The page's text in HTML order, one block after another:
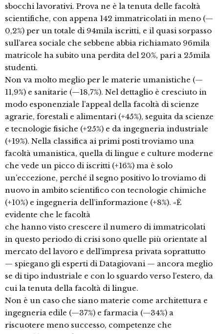
sbocchi lavorativi. Prova ne è la tenuta delle facoltà
scientifiche, con appena 142 immatricolati in meno (—
0,2%) per un totale di 94mila iscritti, e il quasi sorpasso
sull’area sociale che sebbene abbia richiamato 96mila
matricole ha subito una perdita del 20%, pari a 25mila
studenti.
Non va molto meglio per le materie umanistiche (—
11,9%) e sanitarie (—18,7%). Nel dettaglio è cresciuto in
modo esponenziale l’appeal della facoltà di scienze
agrarie, forestali e alimentari (+45%), seguita da scienze
e tecnologie fisiche (+25%) e da ingegneria industriale
(+19%). Nella classifica ai primi posti troviamo una
facoltà umanistica, quella di lingue e culture moderne
che vede un picco di iscritti (+16%) ma è solo
un’eccezione, perché il segno positivo lo troviamo di
nuovo in ambito scientifico con tecnologie chimiche
(+10%) e ingegneria dell’informazione (+8%). «È
evidente che le facoltà
che hanno visto crescere il numero di immatricolati
in questo periodo di crisi sono quelle più orientate al
mercato del lavoro e dell’impresa privata soprattutto
— spiegano gli esperti di Datagiovani — ancora meglio
se di tipo industriale e con lo sguardo verso l’estero, da
cui la tenuta della facoltà di lingue.
Non è un caso che siano materie come architettura e
ingegneria edile (—37%) e farmacia (—34%) a
riscuotere meno successo, competenze che